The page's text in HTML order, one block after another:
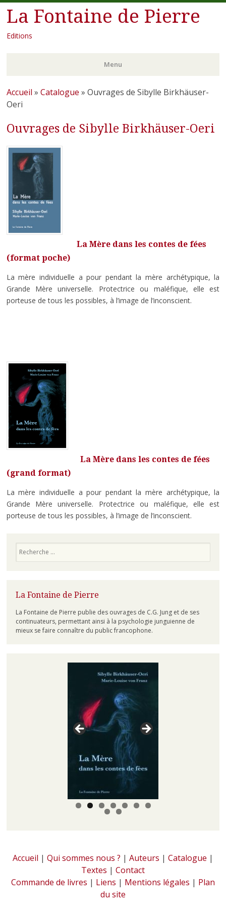
La Fontaine de Pierre
Editions
Menu
Aller
au
principal
Accueil » Catalogue » Ouvrages de Sibylle Birkhäuser-
Oeri
Ouvrages de Sibylle Birkhäuser-Oeri
La Mère dans les contes de fées
(format poche)
La mère individuelle a pour pendant la mère archétypique, la
Grande Mère universelle. Protectrice ou maléfique, elle est
porteuse de tous les possibles, à l’image de l’inconscient.
La Mère dans les contes de fées
(grand format)
La mère individuelle a pour pendant la mère archétypique, la
Grande Mère universelle. Protectrice ou maléfique, elle est
porteuse de tous les possibles, à l’image de l’inconscient.
La Fontaine de Pierre
La Fontaine de Pierre publie des ouvrages de C.G. Jung et de ses
continuateurs, permettant ainsi à la psychologie junguienne de
mieux se faire connaître du public francophone.
Accueil | Qui sommes nous ? | Auteurs | Catalogue |
Textes | Contact
Commande de livres | Liens | Mentions légales | Plan
du site